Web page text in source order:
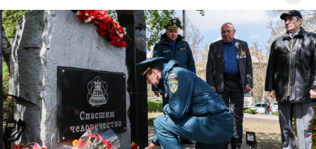
Специалист гражданской обороны Московского
авиацентра Владимир Макеев в 1986 году служил в
Киеве в отдельном механизированном полку
гражданской обороны. На тот момент, когда
произошла авария на Чернобыльской атомной
станции, ему было 26 лет.
АВАРИИ ЧЕРНОБЫЛЬ ИСТОРИЯ